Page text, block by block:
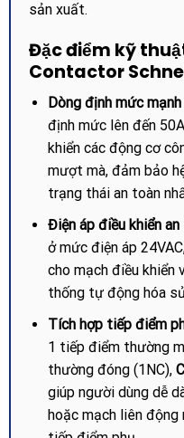
sản xuất.
Đặc điểm kỹ
Contactor
Dòng định mức mạnh
định mức lên đến
khiển các động cơ
mượt mà, đảm bảo
trạng thái an toàn
Điện áp điều khiển an
ở mức điện áp
cho mạch điều
thống tự động hóa
Tích hợp tiếp điểm
1 tiếp điểm thường
thường đóng (1NC),
giúp người dùng dễ
hoặc mạch liên động